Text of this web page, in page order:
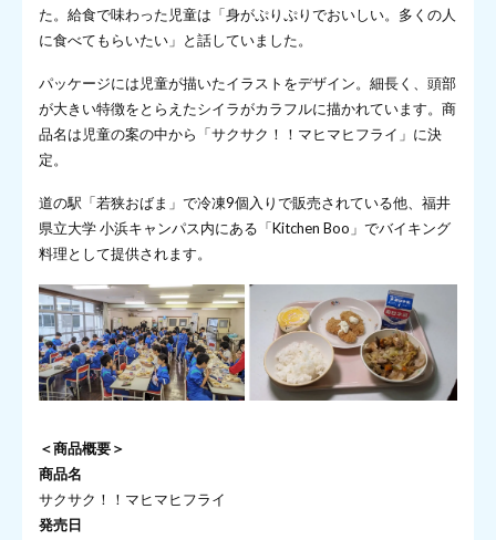
た。給食で味わった児童は「身がぷりぷりでおいしい。多くの人
に食べてもらいたい」と話していました。
パッケージには児童が描いたイラストをデザイン。細長く、頭部
が大きい特徴をとらえたシイラがカラフルに描かれています。商
品名は児童の案の中から「サクサク！！マヒマヒフライ」に決
定。
道の駅「若狭おばま」で冷凍9個入りで販売されている他、福井
県立大学 小浜キャンパス内にある「Kitchen Boo」でバイキング
料理として提供されます。
＜商品概要＞
商品名
サクサク！！マヒマヒフライ
発売日